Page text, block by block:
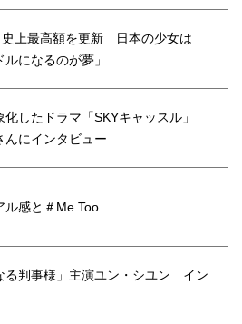
史上最高額を更新 日本の少女は
ルになるのが夢」
化したドラマ「SKYキャッスル」
んにインタビュー
ル感と＃Me Too
る判事様」主演ユン・シユン イン